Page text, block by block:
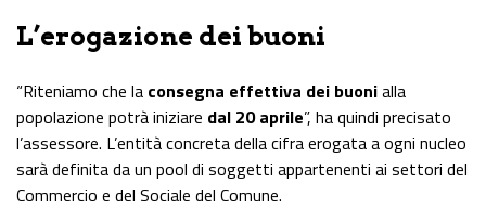
L’erogazione dei buoni
“Riteniamo che la consegna effettiva dei buonialla
popolazione potrà iniziare dal 20 aprile”, ha quindi precisato
l’assessore. L’entità concreta della cifra erogata a ogni nucleo
sarà definita da un pool di soggetti appartenenti ai settori del
Commercio e del Sociale del Comune.